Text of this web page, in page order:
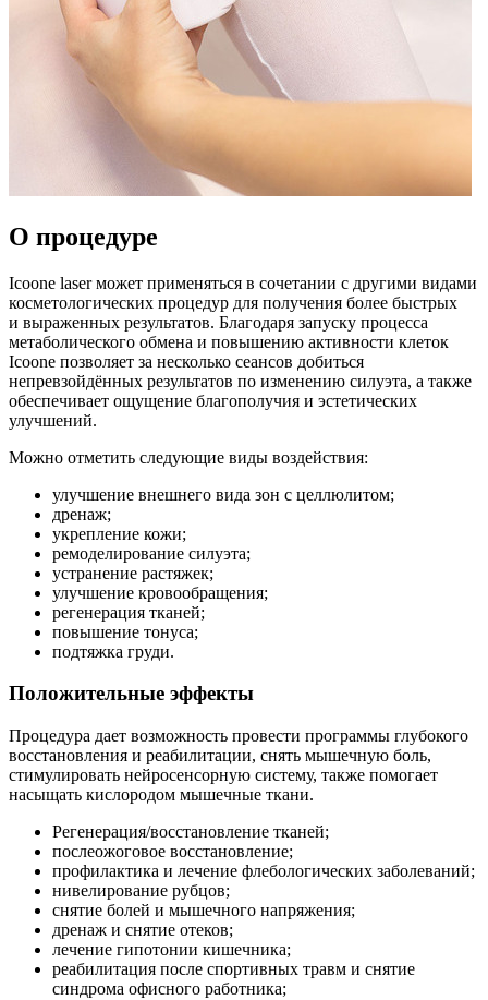
О процедуре
Icoone laser может применяться в сочетании с другими видами
косметологических процедур для получения более быстрых
и выраженных результатов. Благодаря запуску процесса
метаболического обмена и повышению активности клеток
Icoone позволяет за несколько сеансов добиться
непревзойдённых результатов по изменению силуэта, а также
обеспечивает ощущение благополучия и эстетических
улучшений.
Можно отметить следующие виды воздействия:
улучшение внешнего вида зон с целлюлитом;
дренаж;
укрепление кожи;
ремоделирование силуэта;
устранение растяжек;
улучшение кровообращения;
регенерация тканей;
повышение тонуса;
подтяжка груди.
Положительные эффекты
Процедура дает возможность провести программы глубокого
восстановления и реабилитации, снять мышечную боль,
стимулировать нейросенсорную систему, также помогает
насыщать кислородом мышечные ткани.
Регенерация/восстановление тканей;
послеожоговое восстановление;
профилактика и лечение флебологических заболеваний;
нивелирование рубцов;
снятие болей и мышечного напряжения;
дренаж и снятие отеков;
лечение гипотонии кишечника;
реабилитация после спортивных травм и снятие
синдрома офисного работника;